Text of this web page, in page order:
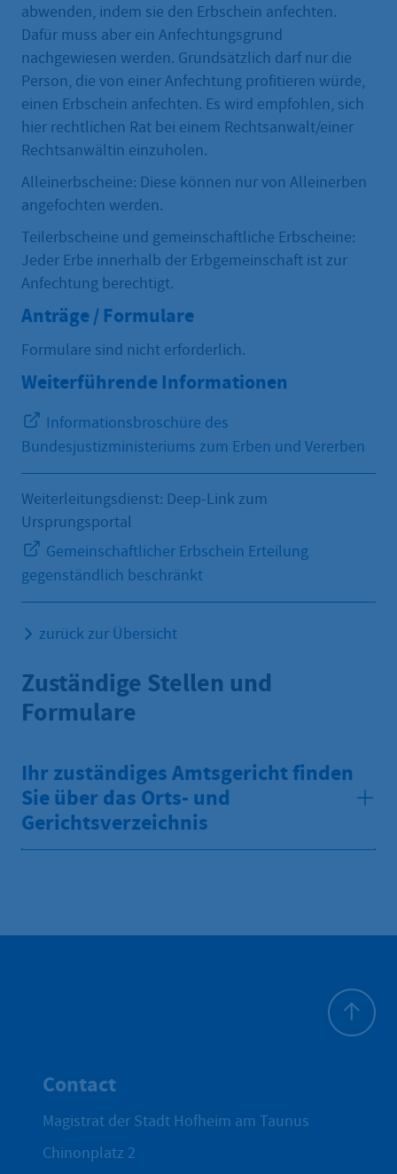
abwenden, indem sie den Erbschein anfechten.
Dafür muss aber ein Anfechtungsgrund
nachgewiesen werden. Grundsätzlich darf nur die
Person, die von einer Anfechtung profitieren würde,
einen Erbschein anfechten. Es wird empfohlen, sich
hier rechtlichen Rat bei einem Rechtsanwalt/einer
Rechtsanwältin einzuholen.
Alleinerbscheine: Diese können nur von Alleinerben
angefochten werden.
Teilerbscheine und gemeinschaftliche Erbscheine:
Jeder Erbe innerhalb der Erbgemeinschaft ist zur
Anfechtung berechtigt.
Anträge / Formulare
Formulare sind nicht erforderlich.
Weiterführende Informationen
Informationsbroschüre des
Bundesjustizministeriums zum Erben und Vererben
Weiterleitungsdienst: Deep-Link zum
Ursprungsportal
Gemeinschaftlicher Erbschein Erteilung
gegenständlich beschränkt
zurück zur Übersicht
Zuständige Stellen und
Formulare
Ihr zuständiges Amtsgericht finden
Sie über das Orts- und
Gerichtsverzeichnis
Contact
Magistrat der Stadt Hofheim am Taunus
Chinonplatz 2